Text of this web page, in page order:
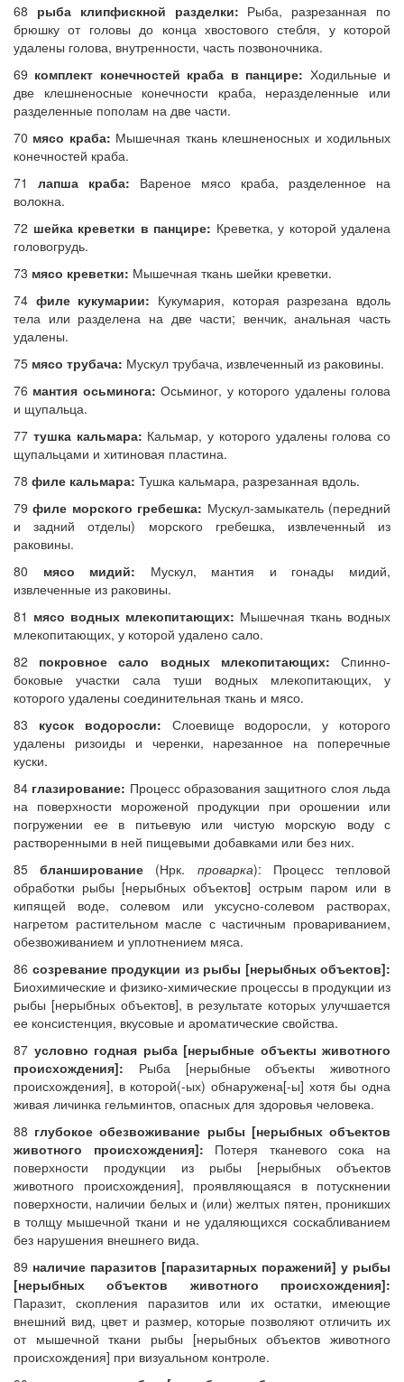
68 рыба клипфискной разделки: Рыба, разрезанная по
брюшку от головы до конца хвостового стебля, у которой
удалены голова, внутренности, часть позвоночника.
69 комплект конечностей краба в панцире: Ходильные и
две клешненосные конечности краба, неразделенные или
разделенные пополам на две части.
70 мясо краба: Мышечная ткань клешненосных и ходильных
конечностей краба.
71 лапша краба: Вареное мясо краба, разделенное на
волокна.
72 шейка креветки в панцире: Креветка, у которой удалена
головогрудь.
73 мясо креветки: Мышечная ткань шейки креветки.
74 филе кукумарии: Кукумария, которая разрезана вдоль
тела или разделена на две части; венчик, анальная часть
удалены.
75 мясо трубача: Мускул трубача, извлеченный из раковины.
76 мантия осьминога: Осьминог, у которого удалены голова
и щупальца.
77 тушка кальмара: Кальмар, у которого удалены голова со
щупальцами и хитиновая пластина.
78 филе кальмара: Тушка кальмара, разрезанная вдоль.
79филе морского гребешка: Мускул-замыкатель (передний
и задний отделы) морского гребешка, извлеченный из
раковины.
80 мясо мидий: Мускул, мантия и гонады мидий,
извлеченные из раковины.
81 мясо водных млекопитающих: Мышечная ткань водных
млекопитающих, у которой удалено сало.
82 покровное сало водных млекопитающих: Спинно-
боковые участки сала туши водных млекопитающих, у
которого удалены соединительная ткань и мясо.
83 кусок водоросли: Слоевище водоросли, у которого
удалены ризоиды и черенки, нарезанное на поперечные
куски.
84 глазирование: Процесс образования защитного слоя льда
на поверхности мороженой продукции при орошении или
погружении ее в питьевую или чистую морскую воду с
растворенными в ней пищевыми добавками или без них.
85бланширование (Нрк. проварка): Процесс тепловой
обработки рыбы [нерыбных объектов] острым паром или в
кипящей воде, солевом или уксусно-солевом растворах,
нагретом растительном масле с частичным провариванием,
обезвоживанием и уплотнением мяса.
86 созревание продукции из рыбы [нерыбных объектов]:
Биохимические и физико-химические процессы в продукции из
рыбы [нерыбных объектов], в результате которых улучшается
ее консистенция, вкусовые и ароматические свойства.
87 условно годная рыба [нерыбные объекты животного
происхождения]: Рыба [нерыбные объекты животного
происхождения], в которой(-ых) обнаружена[-ы] хотя бы одна
живая личинка гельминтов, опасных для здоровья человека.
88 глубокое обезвоживание рыбы [нерыбных объектов
животного происхождения]: Потеря тканевого сока на
поверхности продукции из рыбы [нерыбных объектов
животного происхождения], проявляющаяся в потускнении
поверхности, наличии белых и (или) желтых пятен, проникших
в толщу мышечной ткани и не удаляющихся соскабливанием
без нарушения внешнего вида.
89 наличие паразитов [паразитарных поражений] у рыбы
[нерыбных объектов животного происхождения]:
Паразит, скопления паразитов или их остатки, имеющие
внешний вид, цвет и размер, которые позволяют отличить их
от мышечной ткани рыбы [нерыбных объектов животного
происхождения] при визуальном контроле.